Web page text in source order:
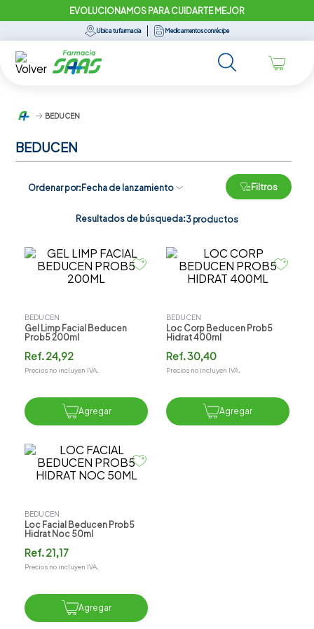
EVOLUCIONAMOS PARA CUIDARTE MEJOR
Ubica tu farmacia Medicamentos con récipe
BEDUCEN
BEDUCEN
Ordenar por Fecha de lanzamiento Filtros
Resultados de búsqueda:3 productos
BEDUCEN
Gel Limp Facial Beducen
Prob5 200ml
Ref.24,92
Precios no incluyen IVA.
Agregar
BEDUCEN
Loc Corp Beducen Prob5
Hidrat 400ml
Ref.30,40
Precios no incluyen IVA.
Agregar
BEDUCEN
Loc Facial Beducen Prob5
Hidrat Noc 50ml
Ref.21,17
Precios no incluyen IVA.
Agregar